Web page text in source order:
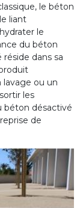
le béton
liant
le
du béton
dans sa
lavage ou un
les
béton désactivé
de